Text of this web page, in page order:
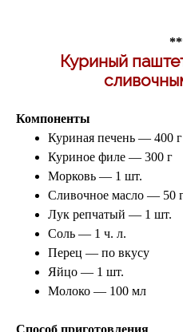
Куриный
Компоненты
Куриная печень — 400 г
Куриное филе — 300 г
Морковь — 1 шт.
Сливочное масло — 50
Лук репчатый — 1 шт.
Соль — 1 ч. л.
Перец — по вкусу
Яйцо — 1 шт.
Молоко — 100 мл
Способ приготовления